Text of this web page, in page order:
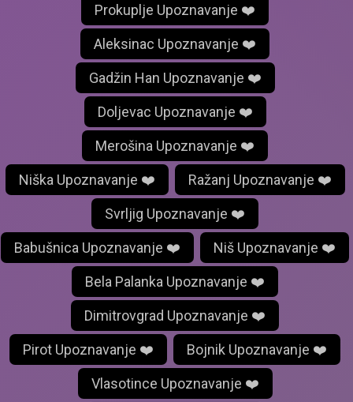
Prokuplje Upoznavanje ❤️
Aleksinac Upoznavanje ❤️
Gadžin Han Upoznavanje ❤️
Doljevac Upoznavanje ❤️
Merošina Upoznavanje ❤️
Niška Upoznavanje ❤️ Ražanj Upoznavanje ❤️
Svrljig Upoznavanje ❤️
Babušnica Upoznavanje ❤️ Niš Upoznavanje ❤️
Bela Palanka Upoznavanje ❤️
Dimitrovgrad Upoznavanje ❤️
Pirot Upoznavanje ❤️ Bojnik Upoznavanje ❤️
Vlasotince Upoznavanje ❤️